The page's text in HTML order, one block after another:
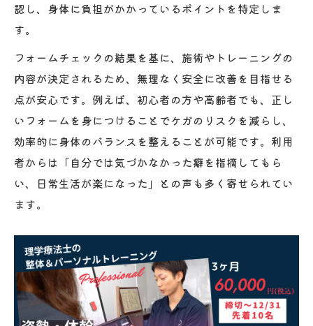
認し、身体に負担がかかっているポイントを特定しま
す。
フォームチェックの結果を基に、施術やトレーニングの
内容が決定されるため、無理なく安全に改善を目指せる
点が安心です。例えば、初心者の方や高齢者でも、正し
いフォームを身につけることでケガのリスクを減らし、
効率的に身体のバランスを整えることが可能です。利用
者からは「自分では気づかなかった癖を指摘してもら
い、日常生活が楽になった」との声も多く寄せられてい
ます。